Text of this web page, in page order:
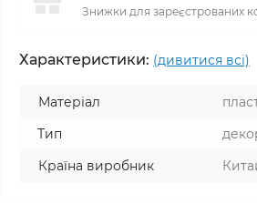
Знижки для зареєстрованих
Характеристики: (дивитися всі)
Матеріал
Тип
Країна виробник